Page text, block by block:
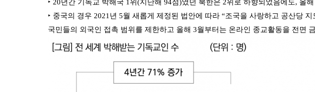
‣ 20년간 기독교 박해국 1위(지난해 94점)였던 북한은 2위로 하향되었음에도, 올
‣ 중국의 경우 2021년 5월 새롭게 제정된 법안에 따라 “조국을 사랑하고 공산당
국민들의 외국인 접촉 범위를 제한하고 올해 3월부터는 온라인 종교활동을 전면